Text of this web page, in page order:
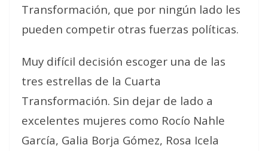
Transformación, que por ningún lado les
pueden competir otras fuerzas políticas.
Muy difícil decisión escoger una de las
tres estrellas de la Cuarta
Transformación. Sin dejar de lado a
excelentes mujeres como Rocío Nahle
García, Galia Borja Gómez, Rosa Icela